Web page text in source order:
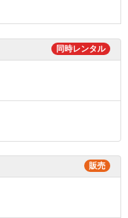
同時レンタル
販売